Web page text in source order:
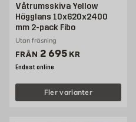
Våtrumsskiva Yellow
Högglans 10x620x2400
mm 2-pack Fibo
Utan fräsning
FRÅN Pris 2695 kr
2 695 KR
Endast online
Fler varianter